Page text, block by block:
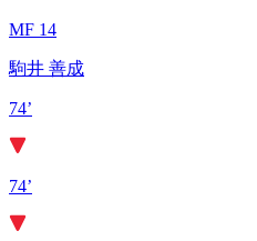
MF 14
駒井 善成
74’
74’